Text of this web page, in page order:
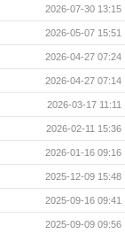
2026-07-30 13:15
2026-05-07 15:51
2026-04-27 07:24
2026-04-27 07:14
2026-03-17 11:11
2026-02-11 15:36
2026-01-16 09:16
2025-12-09 15:48
2025-09-16 09:41
2025-09-09 09:56